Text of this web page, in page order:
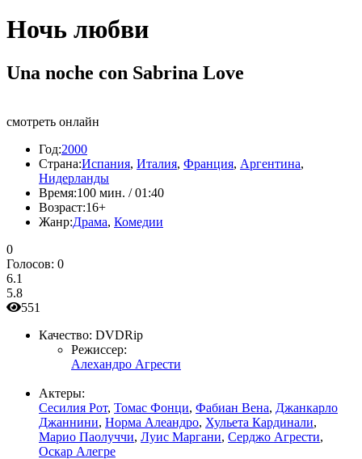
Ночь любви
Una noche con Sabrina Love
смотреть онлайн
Год:2000
Страна:Испания, Италия, Франция, Аргентина,
Нидерланды
Время:100 мин. / 01:40
Возраст:16+
Жанр:Драма, Комедии
0
Голосов: 0
6.1
5.8
551
Качество: DVDRip
Режиссер:
Алехандро Агрести
Актеры:
Сесилия Рот, Томас Фонци, Фабиан Вена, Джанкарло
Джаннини, Норма Алеандро, Хульета Кардинали,
Марио Паолуччи, Луис Маргани, Серджо Агрести,
Оскар Алегре